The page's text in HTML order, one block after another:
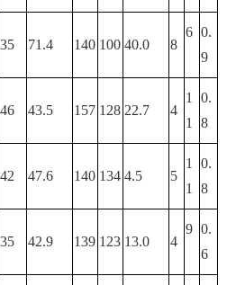
35 71.4 140 100 40.0 8
6 0.
9
46 43.5 157 128 22.7 4
1
1
0.
8
42 47.6 140 134 4.5 5
1
1
0.
8
35 42.9 139 123 13.0 4
9 0.
6